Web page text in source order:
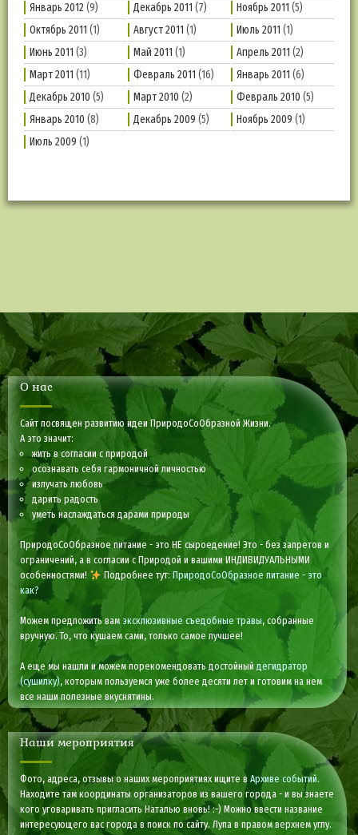
Январь 2012(9) Декабрь 2011 (7) Ноябрь 2011 (5)
Октябрь 2011 (1) Август 2011 (1) Июль 2011 (1)
Июнь 2011 (3) Май 2011 (1) Апрель 2011 (2)
Март 2011 (11) Февраль 2011 (16) Январь 2011 (6)
Декабрь 2010 (5) Март 2010 (2) Февраль 2010 (5)
Январь 2010 (8) Декабрь 2009 (5) Ноябрь 2009 (1)
Июль 2009 (1)
О нас
Сайт посвящен развитию идеи ПриродоСоОбразной Жизни.
А это значит:
жить в согласии с природой
осознавать себя гармоничной личностью
излучать любовь
дарить радость
уметь наслаждаться дарами природы
ПриродоСоОбразное питание - это НЕ сыроедение! Это - без запретов и
ограничений, а в согласии с Природой и вашими ИНДИВИДУАЛЬНЫМИ
особенностями!
Подробнее тут: ПриродоСоОбразное питание - это
как?
Можем предложить вам эксклюзивные съедобные травы, собранные
вручную. То, что кушаем сами, только самое лучшее!
А еще мы нашли и можем порекомендовать достойныйдегидратор
(сушилку), которым пользуемся уже более десяти лет и готовим на нем
все наши полезные вкуснятины.
Наши мероприятия
Фото, адреса, отзывы о наших мероприятиях ищите вАрхиве событий.
Находите там координаты организаторов из вашего города - и вы знаете
кого уговаривать пригласить Наталью вновь! :-) Можно ввести название
интересующего вас города в поиск по сайту. Лупа в правом верхнем углу.